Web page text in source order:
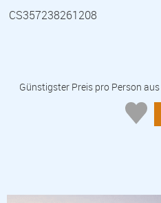
CS357238261208
Günstigster Preis pro Person